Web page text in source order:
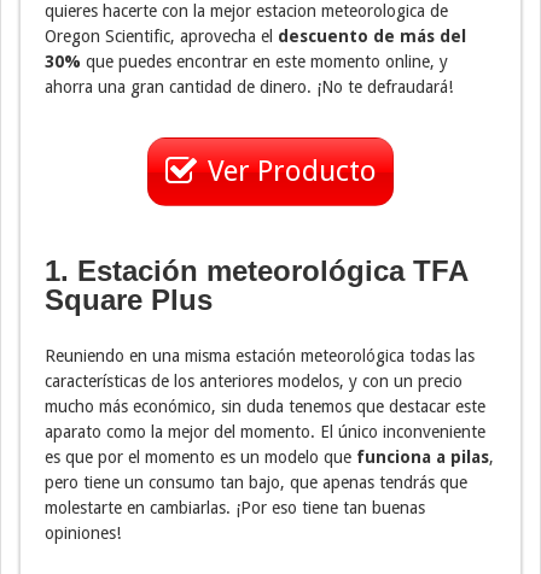
quieres hacerte con la mejor estacion meteorologica de
Oregon Scientific, aprovecha el descuento de más del
30% que puedes encontrar en este momento online, y
ahorra una gran cantidad de dinero. ¡No te defraudará!
Ver Producto
1. Estación meteorológica TFA
Square Plus
Reuniendo en una misma estación meteorológica todas las
características de los anteriores modelos, y con un precio
mucho más económico, sin duda tenemos que destacar este
aparato como la mejor del momento. El único inconveniente
es que por el momento es un modelo que funciona a pilas,
pero tiene un consumo tan bajo, que apenas tendrás que
molestarte en cambiarlas. ¡Por eso tiene tan buenas
opiniones!